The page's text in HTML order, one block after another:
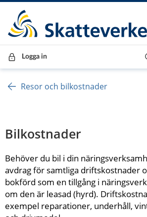
Till innehåll
Till navigationen
Till chattrobot
Logga in
Resor och bilkostnader
Bilkostnader
Behöver du bil i din
avdrag för samtliga driftskostnader
bokförd som en tillgång i
om den är leasad (hyrd).
exempel reparationer, underhåll,